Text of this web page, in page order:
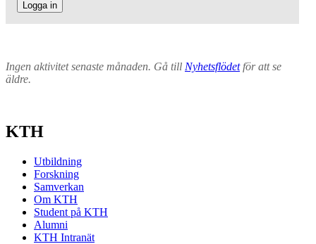
Logga in
Ingen aktivitet senaste månaden. Gå till Nyhetsflödetför att se
äldre.
KTH
Utbildning
Forskning
Samverkan
Om KTH
Student på KTH
Alumni
KTH Intranät